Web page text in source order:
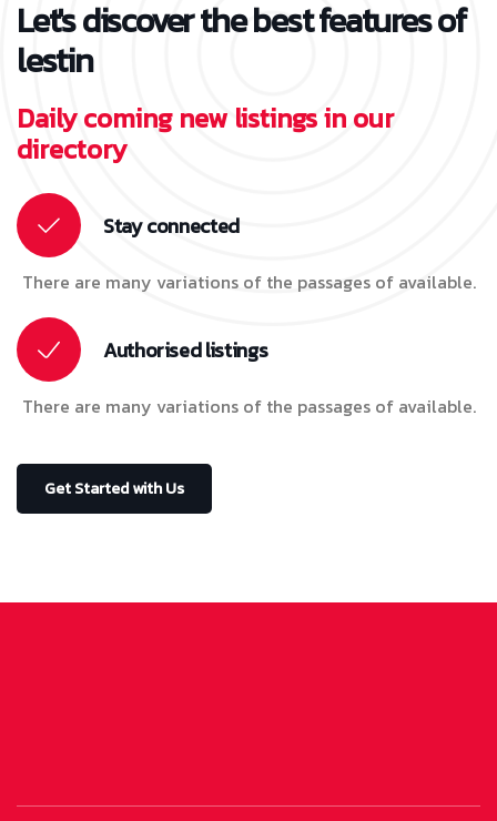
Let's discover the best features of
lestin
Daily coming new listings in our
directory
Stay connected
There are many variations of the passages of available.
Authorised listings
There are many variations of the passages of available.
Get Started with Us